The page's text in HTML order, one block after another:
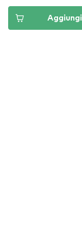
Aggiungi